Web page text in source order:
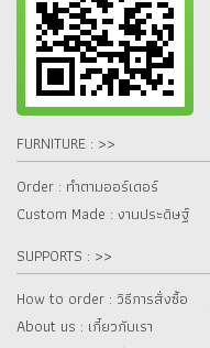
FURNITURE : >>
Order : ทำตามออร์เดอร์
Custom Made : งานประดิษฐ์
SUPPORTS : >>
How to order : วิธีการสั่งซื้อ
About us : เกี๋ยวกับเรา